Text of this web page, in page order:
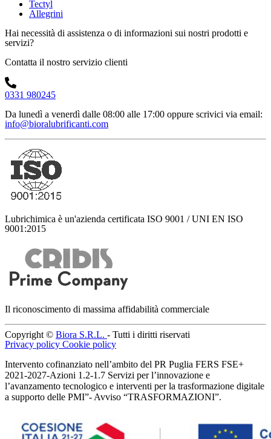
Tectyl
Allegrini
Hai necessità di assistenza o di informazioni sui nostri prodotti e
servizi?
Contatta il nostro servizio clienti
0331 980245
Da lunedì a venerdì dalle 08:00 alle 17:00 oppure scrivici via email:
info@bioralubrificanti.com
Lubrichimica è un'azienda certificata ISO 9001 / UNI EN ISO
9001:2015
Il riconoscimento di massima affidabilità commerciale
Copyright © Biora S.R.L. - Tutti i diritti riservati
Privacy policy Cookie policy
Intervento cofinanziato nell’ambito del PR Puglia FERS FSE+
2021-2027-Azioni 1.2-1.7 Servizi per l’innovazione e
l’avanzamento tecnologico e interventi per la trasformazione digitale
a supporto delle PMI”- Avviso “TRASFORMAZIONI”.